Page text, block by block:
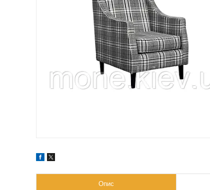
Опис